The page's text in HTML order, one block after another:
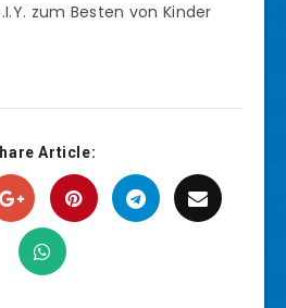
zum Besten von Kinder
Article: